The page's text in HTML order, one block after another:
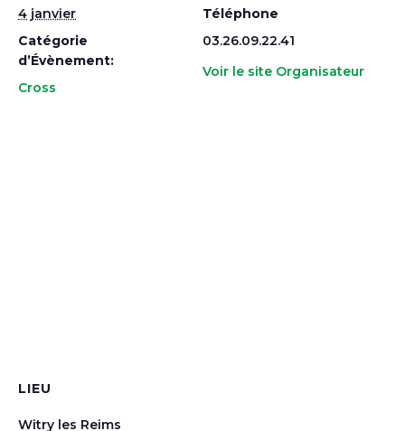
4 janvier
Catégorie
d’Évènement:
Cross
Téléphone
03.26.09.22.41
Voir le site Organisateur
LIEU
Witry les Reims